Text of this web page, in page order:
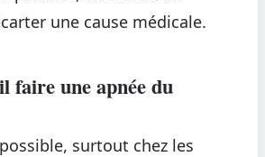
une cause médicale.
faire une apnée du
surtout chez les